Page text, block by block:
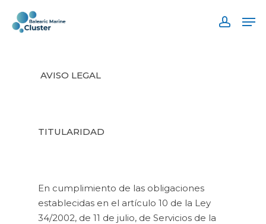
main
AVISO LEGAL
TITULARIDAD
En cumplimiento de las obligaciones
establecidas en el artículo 10 de la Ley
34/2002, de 11 de julio, de Servicios de la